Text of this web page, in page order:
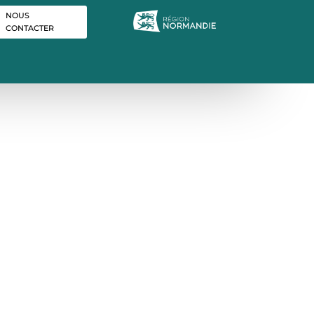
NOUS
CONTACTER